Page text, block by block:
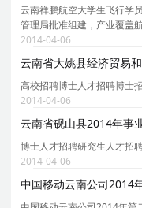
云南祥鹏航空大学生飞行学
管理局批准组建，产业覆盖
管理和其他相关产业。 海航
下航空运输企业和航空相关
2014-04-06
高校招聘博士人才招聘博士
2014-04-06
云南省砚山县2014年事
博士人才招聘研究生人才招
2014-04-06
中国移动云南公司2014